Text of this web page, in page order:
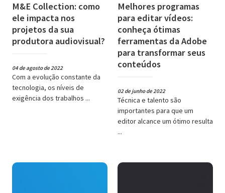
M&E Collection: como
ele impacta nos
projetos da sua
produtora audiovisual?
04 de agosto de 2022
Com a evolução constante da
tecnologia, os níveis de
exigência dos trabalhos ...
Melhores programas
para editar vídeos:
conheça ótimas
ferramentas da Adobe
para transformar seus
conteúdos
02 de junho de 2022
Técnica e talento são
importantes para que um
editor alcance um ótimo resulta
...